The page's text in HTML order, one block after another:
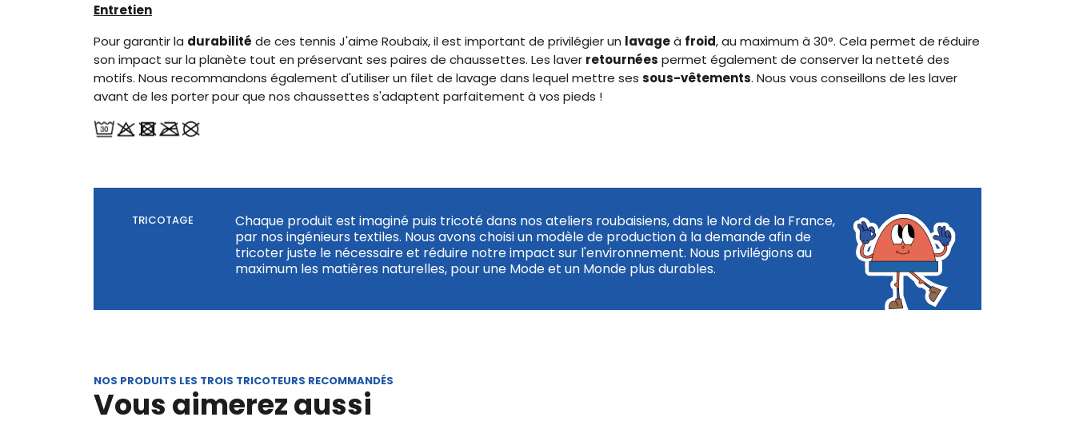
Entretien
Pour garantir la durabilité de ces tennis J'aime Roubaix, il est important de privilégier un lavageà froid, au maximum à 30°. Cela permet de réduire
son impact sur la planète tout en préservant ses paires de chaussettes. Les laver retournées permet également de conserver la netteté des
motifs. Nous recommandons également d'utiliser un filet de lavage dans lequel mettre ses sous-vêtements. Nous vous conseillons de les laver
avant de les porter pour que nos chaussettes s'adaptent parfaitement à vos pieds !
TRICOTAGE
Chaque produit est imaginé puis tricoté dans nos ateliers roubaisiens, dans le Nord de la France,
par nos ingénieurs textiles. Nous avons choisi un modèle de production à la demande afin de
tricoter juste le nécessaire et réduire notre impact sur l'environnement. Nous privilégions au
maximum les matières naturelles, pour une Mode et un Monde plus durables.
NOS PRODUITS LES TROIS TRICOTEURS RECOMMANDÉS
Vous aimerez aussi